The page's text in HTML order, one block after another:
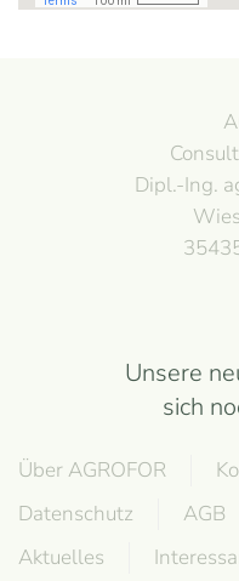
Dipl.-Ing.
Unsere
sich
Über AGROFOR
Datenschutz
AGB
Aktuelles